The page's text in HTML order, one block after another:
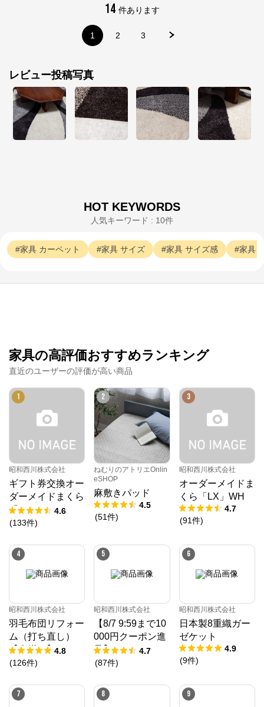
14 件あります
1 2 3
レビュー投稿写真
HOT KEYWORDS
人気キーワード : 10件
家具 カーペット 家具 サイズ 家具 サイズ感 家具
家具の高評価おすすめランキング
直近のユーザーの評価が高い商品
1
昭和西川株式会社
ギフト券交換オー
ダーメイドまくら
「10」
4.6
(133件)
2
ねむりのアトリエOnlin
eSHOP
麻敷きパッド
4.5
(51件)
3
昭和西川株式会社
オーダーメイドま
くら「LX」WH
4.7
(91件)
4
昭和西川株式会社
羽毛布団リフォー
ム（打ち直し）
【本掛け】ホワイ
トダックダウン8
4.8
(126件)
5
昭和西川株式会社
【8/7 9:59まで10
000円クーポン進
呈】ムアツ マッ
トレス 30年ムア
《90日お試し対
象》／MuAtsu
4.7
(87件)
6
昭和西川株式会社
日本製8重織ガー
ゼケット
4.9
(9件)
7 8 9
家具のマナベインテリアハーツ
公式ECサイト
※外部サイトが開きます
もオリジナル商品が多く、商品企画から製造まで一貫
して行っているため、高品質な商品を手頃な価格で提
供しております。